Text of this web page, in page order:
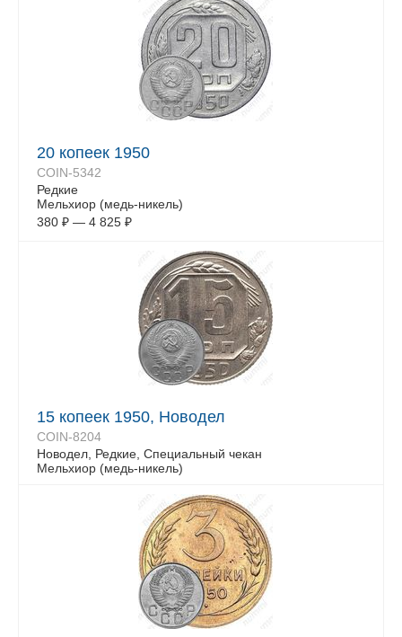
20 копеек 1950
COIN-5342
Редкие
Мельхиор (медь-никель)
380 ₽ — 4 825 ₽
15 копеек 1950, Новодел
COIN-8204
Новодел, Редкие, Специальный чекан
Мельхиор (медь-никель)